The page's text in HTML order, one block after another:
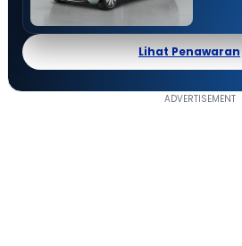
Lihat Penawaran